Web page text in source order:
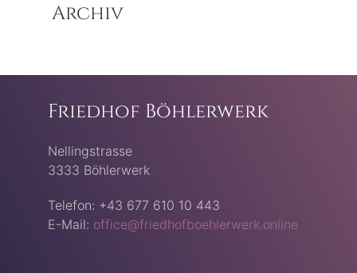
Archiv
Friedhof Böhlerwerk
Nellingstrasse
3333 Böhlerwerk
Telefon: +43 677 610 10 443
E-Mail: office@friedhofboehlerwerk.online